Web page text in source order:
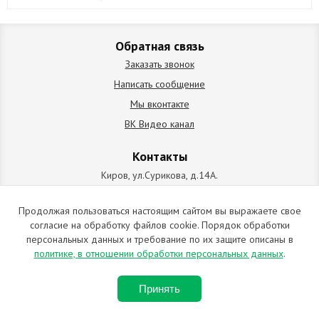
Обратная связь
Заказать звонок
Написать сообщение
Мы вконтакте
ВК Видео канал
Контакты
Киров, ул.Сурикова, д.14А.
схема проезда
+7 (912) 827-92-55
ИП Позолотин Евгений Валерьевич
ИНН 434537218055 / ОГРН ИП 309434505600123 от 25.02.2009
2009-2026 © Все права защищены. Копирование материалов
запрещено. Отправляя любую форму на сайте, вы соглашаетесь с
Продолжая пользоваться настоящим сайтом вы выражаете свое
согласие на обработку файлов cookie. Порядок обработки
персональных данных и требование по их защите описаны в
политике, в отношении обработки персональных данных.
Принять